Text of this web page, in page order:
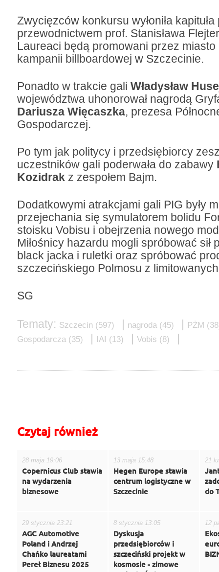
Zwycięzców konkursu wyłoniła kapituła
przewodnictwem prof. Stanisława
Laureaci będą promowani przez
kampanii billboardowej w Szczecinie.
Ponadto w trakcie gali Władysław
województwa uhonorował nagrodą
Dariusza Więcaszka, prezesa
Gospodarczej.
Po tym jak politycy i przedsiębiorcy
uczestników gali poderwała do zabawy
Kozidrak z zespołem Bajm.
Dodatkowymi atrakcjami gali PIG były
przejechania się symulatorem bolidu
stoisku Vobisu i obejrzenia nowego
Miłośnicy hazardu mogli spróbować sił
black jacka i ruletki oraz spróbować
szczecińskiego Polmosu z
SG
Tematy: Szczecin (597) | nagroda (45) | PŻM
Gospodarcza (35) | IAI (13) | Vobis (8) |
Czytaj również
28 maja 19:06
Copernicus Club stawia
na wydarzenia
biznesowe
13 maja 15:48
Hegen Europe stawia
centrum logistyczne w
Szczecinie
21
do
29 stycznia 23:21
AGC Automotive
Poland i Andrzej
Chańko laureatami
Pereł Biznesu 2025
8 stycznia 13:05
Dyskusja
przedsiębiorców i
szczeciński projekt w
kosmosie - zimowe
12